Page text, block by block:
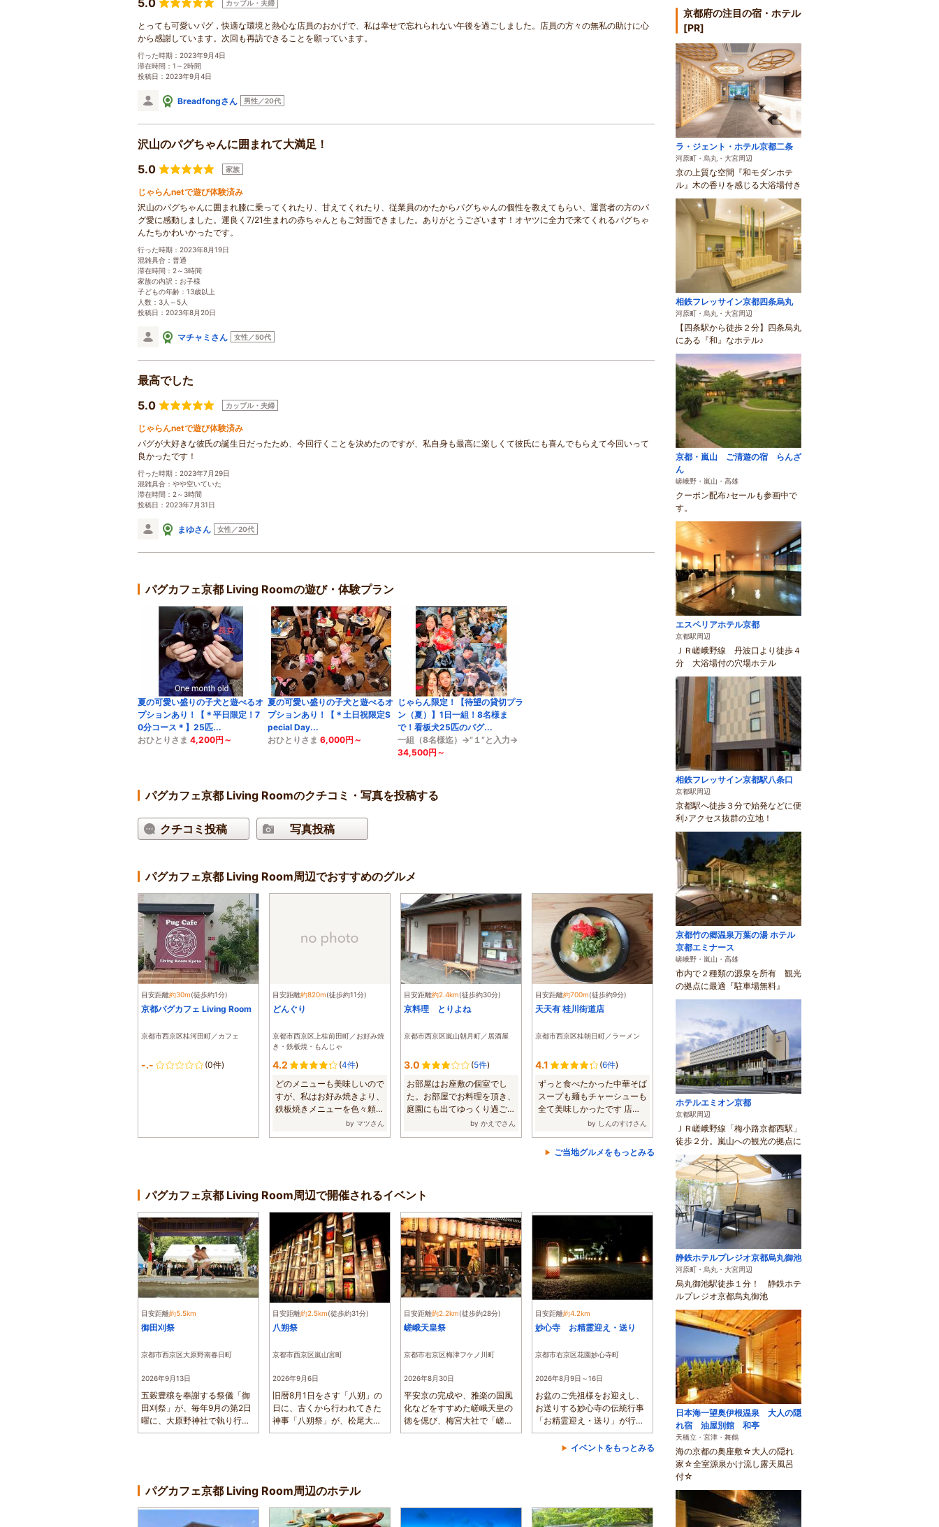
5.0
カップル・夫婦
とっても可愛いパグ，快適な環境と熱心な店員のおかげで、私は幸せで忘れられない午後を過ごしました。店員の方々の無私の助けに心
から感謝しています。次回も再訪できることを願っています。
行った時期：2023年9月4日
滞在時間：1～2時間
投稿日：2023年9月4日
Breadfongさん 男性／20代
沢山のパグちゃんに囲まれて大満足！
5.0
家族
じゃらんnetで遊び体験済み
沢山のパグちゃんに囲まれ膝に乗ってくれたり、甘えてくれたり、従業員のかたからパグちゃんの個性を教えてもらい、運営者の方のパ
グ愛に感動しました。運良く7/21生まれの赤ちゃんともご対面できました。ありがとうございます！オヤツに全力で来てくれるパグちゃ
んたちかわいかったです。
行った時期：2023年8月19日
混雑具合：普通
滞在時間：2～3時間
家族の内訳：お子様
子どもの年齢：13歳以上
人数：3人～5人
投稿日：2023年8月20日
マチャミさん 女性／50代
最高でした
5.0
カップル・夫婦
じゃらんnetで遊び体験済み
パグが大好きな彼氏の誕生日だったため、今回行くことを決めたのですが、私自身も最高に楽しくて彼氏にも喜んでもらえて今回いって
良かったです！
行った時期：2023年7月29日
混雑具合：やや空いていた
滞在時間：2～3時間
投稿日：2023年7月31日
まゆさん 女性／20代
パグカフェ京都 Living Roomの遊び・体験プラン
夏の可愛い盛りの子犬と遊べるオ
プションあり！【＊平日限定！7
0分コース＊】25匹...
おひとりさま 4,200円～
夏の可愛い盛りの子犬と遊べるオ
プションあり！【＊土日祝限定S
pecial Day...
おひとりさま 6,000円～
じゃらん限定！【待望の貸切プラ
ン（夏）】1日一組！8名様ま
で！看板犬25匹のパグ...
一組（8名様迄）→“１”と入力→
34,500円～
パグカフェ京都 Living Roomのクチコミ・写真を投稿する
クチコミ投稿 写真投稿
パグカフェ京都 Living Room周辺でおすすめのグルメ
目安距離約30m(徒歩約1分)
京都パグカフェ Living Room
京都市西京区桂河田町／カフェ
-.- (0件)
目安距離約820m(徒歩約11分)
どんぐり
京都市西京区上桂前田町／お好み焼
き・鉄板焼・もんじゃ
4.2 (4件)
どのメニューも美味しいので
すが、私はお好み焼きより、
鉄板焼きメニューを色々頼ん
by マツさん
目安距離約2.4km(徒歩約30分)
京料理 とりよね
京都市西京区嵐山朝月町／居酒屋
3.0 (5件)
お部屋はお座敷の個室でし
た。お部屋でお料理を頂き、
庭園にも出てゆっくり過ごせ
ました。お料理...by かえでさん
目安距離約700m(徒歩約9分)
天天有 桂川街道店
京都市西京区桂朝日町／ラーメン
4.1 (6件)
ずっと食べたかった中華そば
スープも麺もチャーシューも
全て美味しかったです 店員
by しんのすけさん
ご当地グルメをもっとみる
パグカフェ京都 Living Room周辺で開催されるイベント
目安距離約5.5km
御田刈祭
京都市西京区大原野南春日町
2026年9月13日
五穀豊穣を奉謝する祭儀「御
田刈祭」が、毎年9月の第2日
曜に、大原野神社で執り行わ
れます。古式...
目安距離約2.5km(徒歩約31分)
八朔祭
京都市西京区嵐山宮町
2026年9月6日
旧暦8月1日をさす「八朔」の
日に、古くから行われてきた
神事「八朔祭」が、松尾大社
で執り行われ...
目安距離約2.2km(徒歩約28分)
嵯峨天皇祭
京都市右京区梅津フケノ川町
2026年8月30日
平安京の完成や、雅楽の国風
化などをすすめた嵯峨天皇の
徳を偲び、梅宮大社で「嵯峨
天皇祭」が開...
目安距離約4.2km
妙心寺 お精霊迎え・送り
京都市右京区花園妙心寺町
2026年8月9日～16日
お盆のご先祖様をお迎えし、
お送りする妙心寺の伝統行事
「お精霊迎え・送り」が行わ
れます。8月9...
イベントをもっとみる
パグカフェ京都 Living Room周辺のホテル
京都府の注目の宿・ホテル
[PR]
ラ・ジェント・ホテル京都二条
河原町・烏丸・大宮周辺
京の上質な空間『和モダンホテ
ル』木の香りを感じる大浴場付き
相鉄フレッサイン京都四条烏丸
河原町・烏丸・大宮周辺
【四条駅から徒歩２分】四条烏丸
にある『和』なホテル♪
京都・嵐山 ご清遊の宿 らんざ
ん
嵯峨野・嵐山・高雄
クーポン配布♪セールも参画中で
す。
エスペリアホテル京都
京都駅周辺
ＪＲ嵯峨野線 丹波口より徒歩４
分 大浴場付の穴場ホテル
相鉄フレッサイン京都駅八条口
京都駅周辺
京都駅へ徒歩３分で始発などに便
利♪アクセス抜群の立地！
京都竹の郷温泉万葉の湯 ホテル
京都エミナース
嵯峨野・嵐山・高雄
市内で２種類の源泉を所有 観光
の拠点に最適『駐車場無料』
ホテルエミオン京都
京都駅周辺
ＪＲ嵯峨野線「梅小路京都西駅」
徒歩２分。嵐山への観光の拠点に
静鉄ホテルプレジオ京都烏丸御池
河原町・烏丸・大宮周辺
烏丸御池駅徒歩１分！ 静鉄ホテ
ルプレジオ京都烏丸御池
日本海一望奥伊根温泉 大人の隠
れ宿 油屋別館 和亭
天橋立・宮津・舞鶴
海の京都の奥座敷☆大人の隠れ
家☆全室源泉かけ流し露天風呂
付☆